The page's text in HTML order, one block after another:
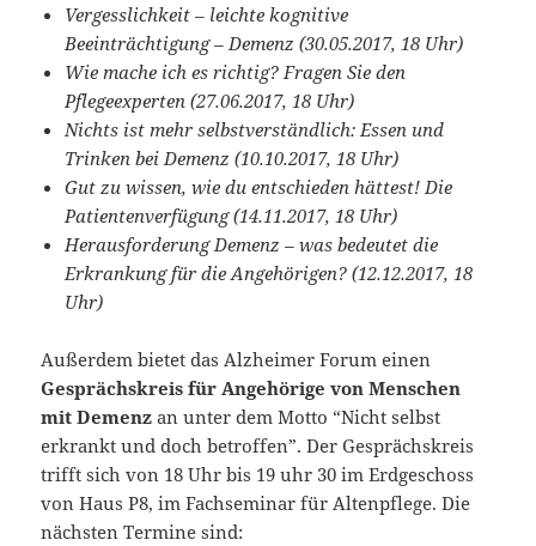
Vergesslichkeit – leichte kognitive
Beeinträchtigung – Demenz (30.05.2017, 18 Uhr)
Wie mache ich es richtig? Fragen Sie den
Pflegeexperten (27.06.2017, 18 Uhr)
Nichts ist mehr selbstverständlich: Essen und
Trinken bei Demenz (10.10.2017, 18 Uhr)
Gut zu wissen, wie du entschieden hättest! Die
Patientenverfügung (14.11.2017, 18 Uhr)
Herausforderung Demenz – was bedeutet die
Erkrankung für die Angehörigen? (12.12.2017, 18
Uhr)
Außerdem bietet das Alzheimer Forum einen
Gesprächskreis für Angehörige von Menschen
mit Demenz an unter dem Motto “Nicht selbst
erkrankt und doch betroffen”. Der Gesprächskreis
trifft sich von 18 Uhr bis 19 uhr 30 im Erdgeschoss
von Haus P8, im Fachseminar für Altenpflege. Die
nächsten Termine sind: